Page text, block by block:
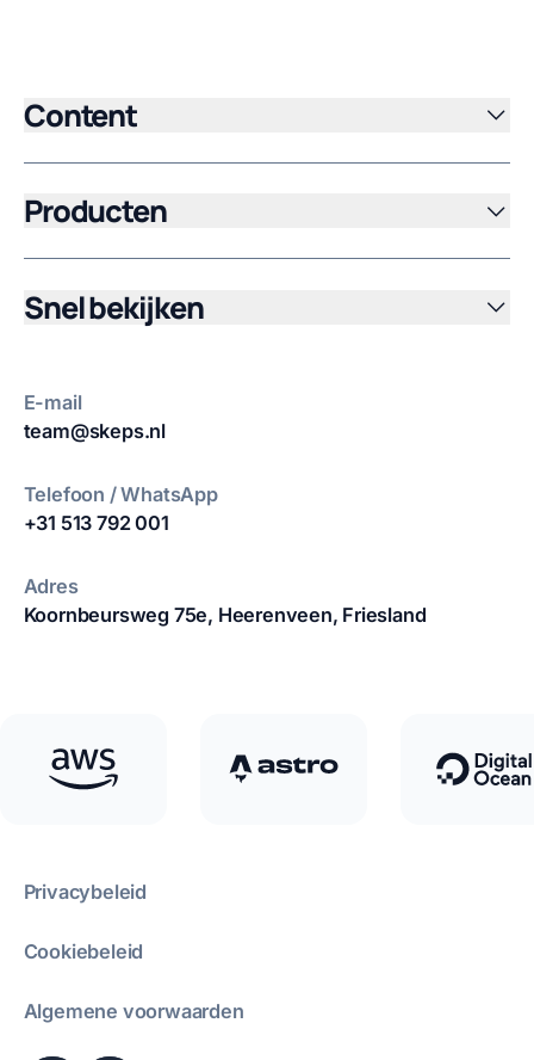
Content
Producten
Snel bekijken
E-mail
team@skeps.nl
Telefoon / WhatsApp
+31 513 792 001
Adres
Koornbeursweg 75e, Heerenveen, Friesland
Privacybeleid
Cookiebeleid
Algemene voorwaarden